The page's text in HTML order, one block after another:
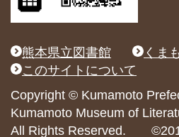
熊本県立図書館
くま
このサイトについて
Copyright © Kumamoto
Kumamoto Museum of
All Rights Reserved.